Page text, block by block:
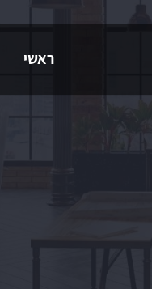
ראשי